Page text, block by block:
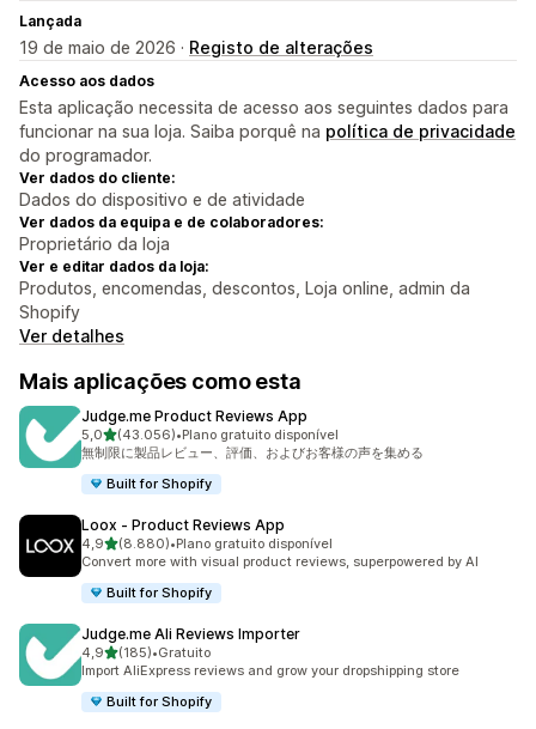
Lançada
19 de maio de 2026 · Registo de alterações
Acesso aos dados
Esta aplicação necessita de acesso aos seguintes dados para
funcionar na sua loja. Saiba porquê na política de privacidade
do programador.
Ver dados do cliente:
Dados do dispositivo e de atividade
Ver dados da equipa e de colaboradores:
Proprietário da loja
Ver e editar dados da loja:
Produtos, encomendas, descontos, Loja online, admin da
Shopify
Ver detalhes
Mais aplicações como esta
Judge.me Product Reviews App
5,0de 5 estrelas
(43.056)
43056 total de avaliações
•Plano gratuito disponível
無制限に製品レビュー、評価、およびお客様の声を集める
Built for Shopify
Loox ‑ Product Reviews App
4,9de 5 estrelas
(8.880)
8880 total de avaliações
•Plano gratuito disponível
Convert more with visual product reviews, superpowered by AI
Built for Shopify
Judge.me Ali Reviews Importer
4,9de 5 estrelas
(185)
185 total de avaliações
•Gratuito
Import AliExpress reviews and grow your dropshipping store
Built for Shopify